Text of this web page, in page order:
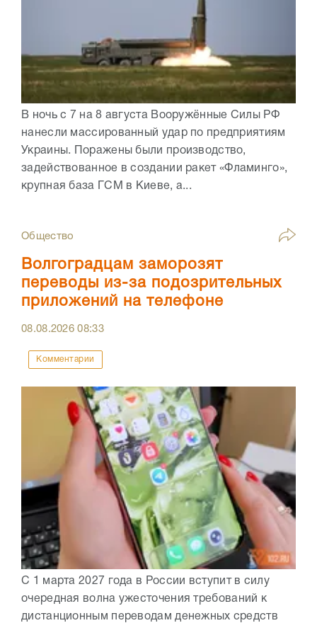
В ночь с 7 на 8 августа Вооружённые Силы РФ
нанесли массированный удар по предприятиям
Украины. Поражены были производство,
задействованное в создании ракет «Фламинго»,
крупная база ГСМ в Киеве, а...
Общество
Волгоградцам заморозят
переводы из-за подозрительных
приложений на телефоне
08.08.202608:33
Комментарии
С 1 марта 2027 года в России вступит в силу
очередная волна ужесточения требований к
дистанционным переводам денежных средств